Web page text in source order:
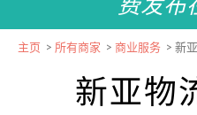
主页 > 所有商家 > 商业服务 > 新
新亚物